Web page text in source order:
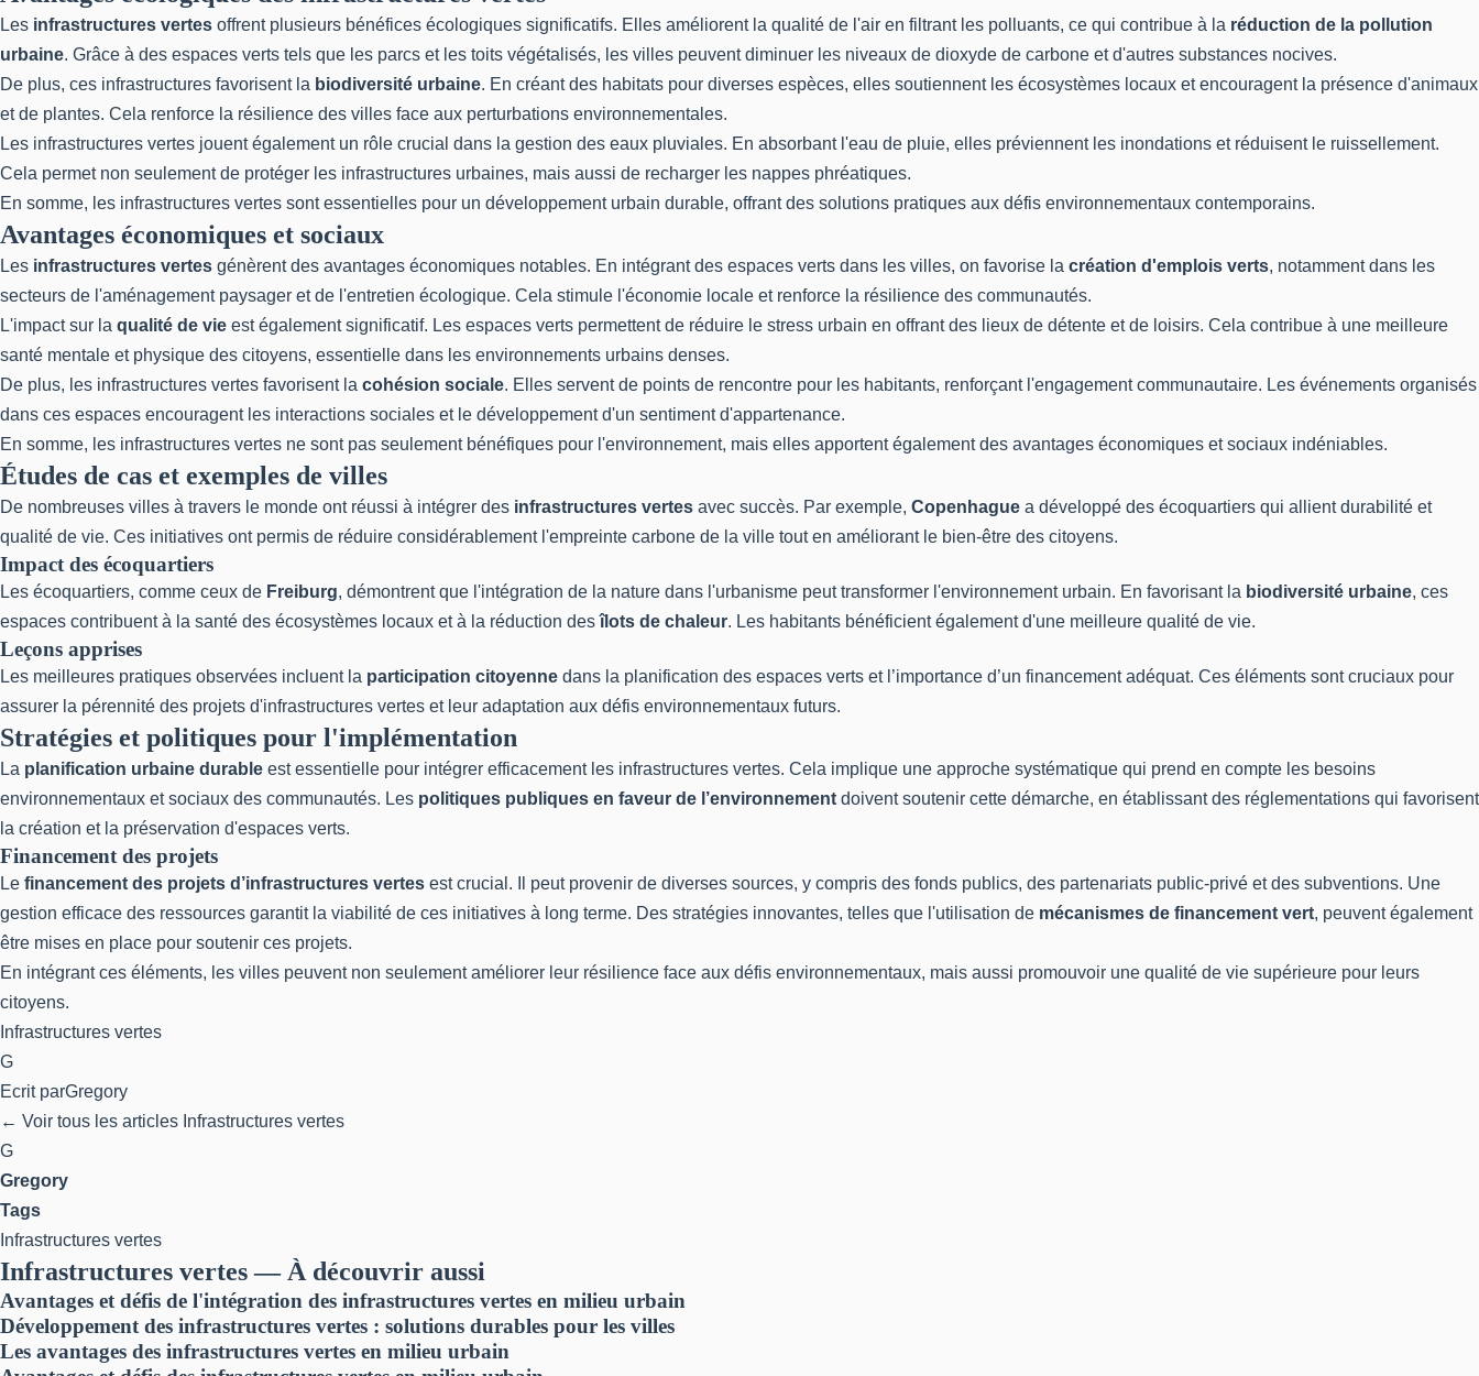
Les infrastructures vertes offrent plusieurs bénéfices écologiques significatifs. Elles améliorent la qualité de l'air en filtrant les polluants, ce qui contribue à la réduction de la pollution
urbaine. Grâce à des espaces verts tels que les parcs et les toits végétalisés, les villes peuvent diminuer les niveaux de dioxyde de carbone et d'autres substances nocives.
De plus, ces infrastructures favorisent la biodiversité urbaine. En créant des habitats pour diverses espèces, elles soutiennent les écosystèmes locaux et encouragent la présence d'animaux
et de plantes. Cela renforce la résilience des villes face aux perturbations environnementales.
Les infrastructures vertes jouent également un rôle crucial dans la gestion des eaux pluviales. En absorbant l'eau de pluie, elles préviennent les inondations et réduisent le ruissellement.
Cela permet non seulement de protéger les infrastructures urbaines, mais aussi de recharger les nappes phréatiques.
En somme, les infrastructures vertes sont essentielles pour un développement urbain durable, offrant des solutions pratiques aux défis environnementaux contemporains.
Avantages économiques et sociaux
Les infrastructures vertes génèrent des avantages économiques notables. En intégrant des espaces verts dans les villes, on favorise la création d'emplois verts, notamment dans les
secteurs de l'aménagement paysager et de l'entretien écologique. Cela stimule l'économie locale et renforce la résilience des communautés.
L'impact sur la qualité de vie est également significatif. Les espaces verts permettent de réduire le stress urbain en offrant des lieux de détente et de loisirs. Cela contribue à une meilleure
santé mentale et physique des citoyens, essentielle dans les environnements urbains denses.
De plus, les infrastructures vertes favorisent la cohésion sociale. Elles servent de points de rencontre pour les habitants, renforçant l'engagement communautaire. Les événements organisés
dans ces espaces encouragent les interactions sociales et le développement d'un sentiment d'appartenance.
En somme, les infrastructures vertes ne sont pas seulement bénéfiques pour l'environnement, mais elles apportent également des avantages économiques et sociaux indéniables.
Études de cas et exemples de villes
De nombreuses villes à travers le monde ont réussi à intégrer des infrastructures vertes avec succès. Par exemple, Copenhague a développé des écoquartiers qui allient durabilité et
qualité de vie. Ces initiatives ont permis de réduire considérablement l'empreinte carbone de la ville tout en améliorant le bien-être des citoyens.
Impact des écoquartiers
Les écoquartiers, comme ceux de Freiburg, démontrent que l'intégration de la nature dans l'urbanisme peut transformer l'environnement urbain. En favorisant la biodiversité urbaine, ces
espaces contribuent à la santé des écosystèmes locaux et à la réduction desîlots de chaleur. Les habitants bénéficient également d'une meilleure qualité de vie.
Leçons apprises
Les meilleures pratiques observées incluent la participation citoyenne dans la planification des espaces verts et l’importance d’un financement adéquat. Ces éléments sont cruciaux pour
assurer la pérennité des projets d'infrastructures vertes et leur adaptation aux défis environnementaux futurs.
Stratégies et politiques pour l'implémentation
La planification urbaine durable est essentielle pour intégrer efficacement les infrastructures vertes. Cela implique une approche systématique qui prend en compte les besoins
environnementaux et sociaux des communautés. Les politiques publiques en faveur de l’environnement doivent soutenir cette démarche, en établissant des réglementations qui favorisent
la création et la préservation d'espaces verts.
Financement des projets
Le financement des projets d’infrastructures vertes est crucial. Il peut provenir de diverses sources, y compris des fonds publics, des partenariats public-privé et des subventions. Une
gestion efficace des ressources garantit la viabilité de ces initiatives à long terme. Des stratégies innovantes, telles que l'utilisation de mécanismes de financement vert, peuvent également
être mises en place pour soutenir ces projets.
En intégrant ces éléments, les villes peuvent non seulement améliorer leur résilience face aux défis environnementaux, mais aussi promouvoir une qualité de vie supérieure pour leurs
citoyens.
Infrastructures vertes
G
Ecrit parGregory
← Voir tous les articles Infrastructures vertes
G
Gregory
Tags
Infrastructures vertes
Infrastructures vertes — À découvrir aussi
Avantages et défis de l'intégration des infrastructures vertes en milieu urbain
Développement des infrastructures vertes : solutions durables pour les villes
Les avantages des infrastructures vertes en milieu urbain